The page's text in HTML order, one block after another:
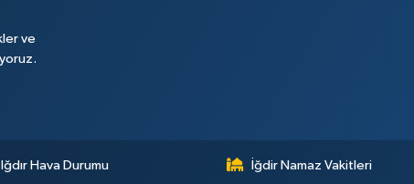
ve
Iğdır Hava Durumu İğdir Namaz Vakitleri